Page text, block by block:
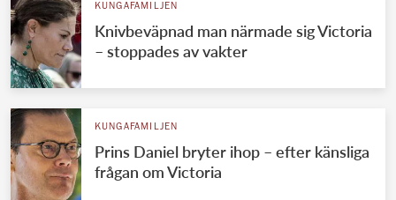
KUNGAFAMILJEN
Knivbeväpnad man närmade sig Victoria
– stoppades av vakter
KUNGAFAMILJEN
Prins Daniel bryter ihop – efter känsliga
frågan om Victoria